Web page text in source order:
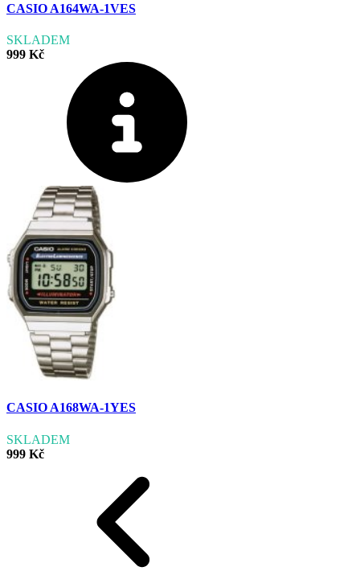
CASIO A164WA-1VES
SKLADEM
999 Kč
CASIO A168WA-1YES
SKLADEM
999 Kč